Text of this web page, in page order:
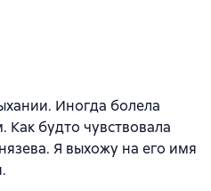
Иногда болела
Как будто чувствовала
Я выхожу на его имя